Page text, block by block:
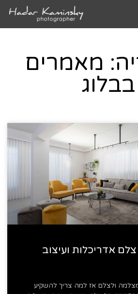
מאמרים
בבלוג
אדריכלות ועיצוב
ולצלם אז למה צריך להשקיע